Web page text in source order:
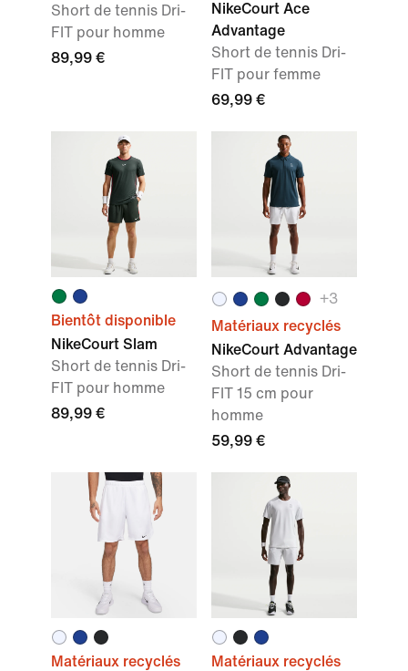
Short de tennis Dri-
FIT pour homme
89,99 €
NikeCourt Ace
Advantage
Short de tennis Dri-
FIT pour femme
69,99 €
Bientôt disponible
NikeCourt Slam
Short de tennis Dri-
FIT pour homme
89,99 €
+3
Matériaux recyclés
NikeCourt Advantage
Short de tennis Dri-
FIT 15 cm pour
homme
59,99 €
Matériaux recyclés
Matériaux recyclés